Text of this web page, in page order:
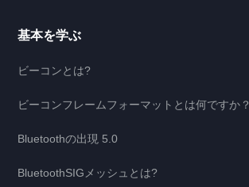
基本を学ぶ
ビーコンとは?
ビーコンフレームフォーマットとは何ですか？
Bluetoothの出現 5.0
BluetoothSIGメッシュとは?